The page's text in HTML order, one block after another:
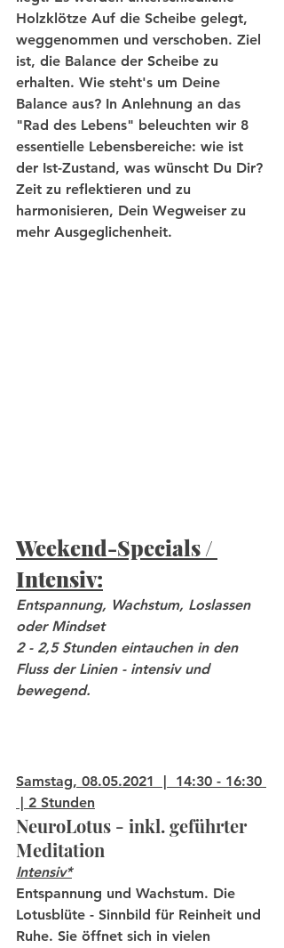
Holzklötze Auf die Scheibe gelegt,
weggenommen und verschoben. Ziel
ist, die Balance der Scheibe zu
erhalten. Wie steht's um Deine
Balance aus? In Anlehnung an das
"Rad des Lebens" beleuchten wir 8
essentielle Lebensbereiche: wie ist
der Ist-Zustand, was wünscht Du Dir?
Zeit zu reflektieren und zu
harmonisieren, Dein Wegweiser zu
mehr Ausgeglichenheit.
Weekend-Specials /
Intensiv:
Entspannung, Wachstum, Loslassen
oder Mindset
2 - 2,5 Stunden eintauchen in den
Fluss der Linien - intensiv und
bewegend.
Samstag, 08.05.2021  |  14:30 - 16:30
| 2 Stunden
NeuroLotus - inkl. geführter
Meditation
Intensiv*
Entspannung und Wachstum. Die
Lotusblüte - Sinnbild für Reinheit und
Ruhe. Sie öffnet sich in vielen